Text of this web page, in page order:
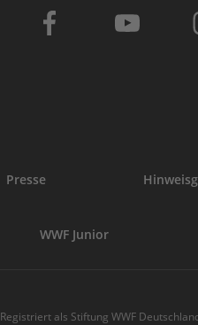
Presse
WWF Junior
Registriert als Stiftung WWF